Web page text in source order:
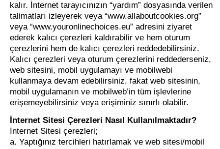
kalır. İnternet tarayıcınızın “yardım” dosyasında verilen
talimatları izleyerek veya “www.allaboutcookies.org”
veya “www.youronlinechoices.eu” adresini ziyaret
ederek kalıcı çerezleri kaldırabilir ve hem oturum
çerezlerini hem de kalıcı çerezleri reddedebilirsiniz.
Kalıcı çerezleri veya oturum çerezlerini reddederseniz,
web sitesini, mobil uygulamayı ve mobilwebi
kullanmaya devam edebilirsiniz, fakat web sitesinin,
mobil uygulamanın ve mobilweb’in tüm işlevlerine
erişemeyebilirsiniz veya erişiminiz sınırlı olabilir.
İnternet Sitesi Çerezleri Nasıl Kullanılmaktadır?
İnternet Sitesi çerezleri;
a. Yaptığınız tercihleri hatırlamak ve web sitesi/mobil